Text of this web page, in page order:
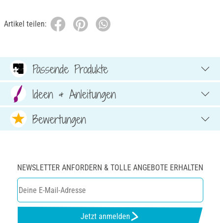
Artikel teilen:
Passende Produkte
Ideen & Anleitungen
Bewertungen
NEWSLETTER ANFORDERN & TOLLE ANGEBOTE ERHALTEN
Jetzt anmelden